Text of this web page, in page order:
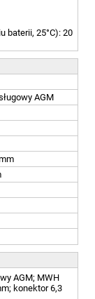
baterii, 25°C): 20
AGM
AGM; MWH
konektor 6,3